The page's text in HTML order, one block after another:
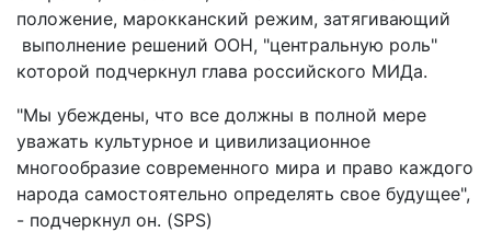
положение, марокканский режим, затягивающий
выполнение решений ООН, "центральную роль"
которой подчеркнул глава российского МИДа.
"Мы убеждены, что все должны в полной мере
уважать культурное и цивилизационное
многообразие современного мира и право каждого
народа самостоятельно определять свое будущее",
- подчеркнул он. (SPS)